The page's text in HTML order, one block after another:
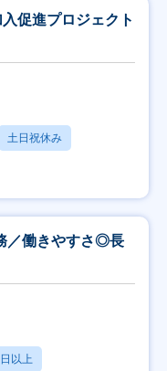
促進プロジェクト
土日祝休み
／働きやすさ◎長
以上